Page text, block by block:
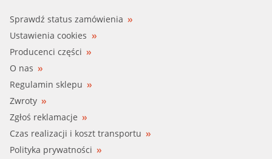
Sprawdź status zamówienia
Ustawienia cookies
Producenci części
O nas
Regulamin sklepu
Zwroty
Zgłoś reklamacje
Czas realizacji i koszt transportu
Polityka prywatności